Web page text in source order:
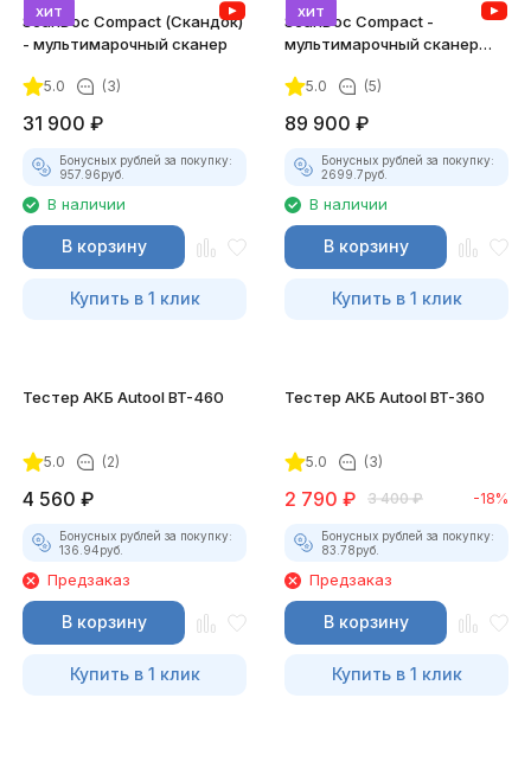
хит
ScanDoc Compact (Скандок)
- мультимарочный сканер
5.0 (3)
31 900 ₽
Бонусных рублей за покупку:
957.96руб.
В наличии
В корзину
Купить в 1 клик
хит
ScanDoc Compact -
мультимарочный сканер
5.0 (5)
89 900 ₽
Бонусных рублей за покупку:
2699.7руб.
В наличии
В корзину
Купить в 1 клик
Тестер АКБ Autool BT-460
5.0 (2)
4 560 ₽
Бонусных рублей за покупку:
136.94руб.
Предзаказ
В корзину
Купить в 1 клик
Тестер АКБ Autool BT-360
5.0 (3)
2 790 ₽ 3 400 ₽ -18%
Бонусных рублей за покупку:
83.78руб.
Предзаказ
В корзину
Купить в 1 клик